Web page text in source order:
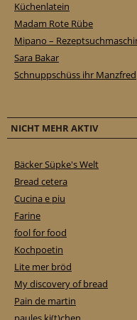
Küchenlatein
Madam Rote Rübe
Mipano –
Sara Bakar
Schnuppschüss ihr Manzfred
NICHT MEHR AKTIV
Bäcker Süpke's Welt
Bread cetera
Cucina e piu
Farine
fool for food
Kochpoetin
Lite mer bröd
My discovery of bread
Pain de martin